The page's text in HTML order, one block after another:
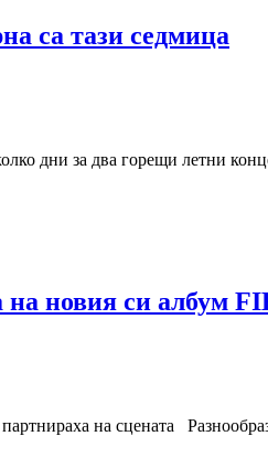
са тази седмица
дни за два горещи летни
новия си албум
на сцената